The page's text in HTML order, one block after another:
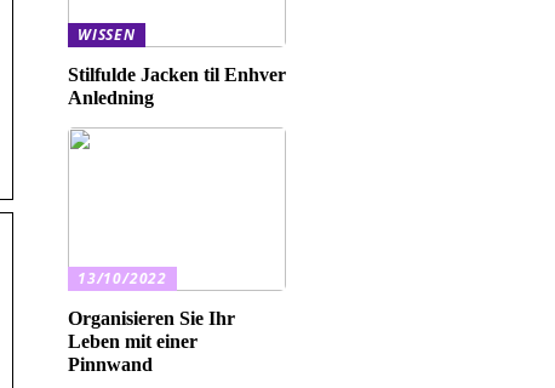
WISSEN
Stilfulde Jacken til Enhver
Anledning
13/10/2022
Organisieren Sie Ihr
Leben mit einer
Pinnwand